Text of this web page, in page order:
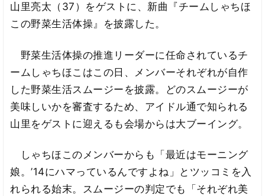
山里亮太（37）をゲストに、新曲『チームしゃちほ
この野菜生活体操』を披露した。
野菜生活体操の推進リーダーに任命されているチ
ームしゃちほこはこの日、メンバーそれぞれが自作
した野菜生活スムージーを披露。どのスムージーが
美味しいかを審査するため、アイドル通で知られる
山里をゲストに迎えるも会場からは大ブーイング。
しゃちほこのメンバーからも「最近はモーニング
娘。’14にハマっているんですよね」とツッコミを入
れられる始末。スムージーの判定でも「それぞれ美